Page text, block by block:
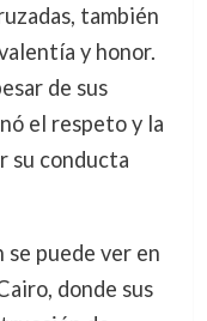
también
y honor.
de sus
el respeto y la
su conducta
se puede ver en
donde sus